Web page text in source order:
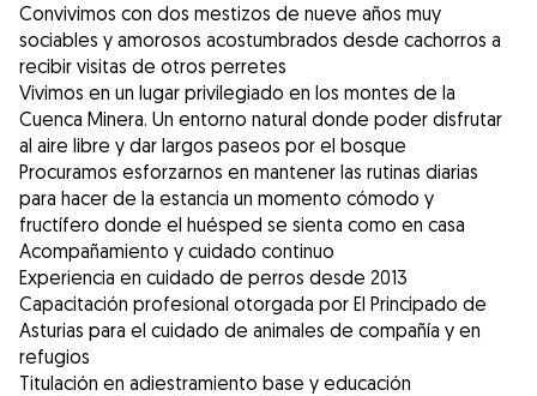
Convivimos con dos mestizos de nueve años muy
sociables y amorosos acostumbrados desde cachorros a
recibir visitas de otros perretes
Vivimos en un lugar privilegiado en los montes de la
Cuenca Minera. Un entorno natural donde poder disfrutar
al aire libre y dar largos paseos por el bosque
Procuramos esforzarnos en mantener las rutinas diarias
para hacer de la estancia un momento cómodo y
fructífero donde el huésped se sienta como en casa
Acompañamiento y cuidado continuo
Experiencia en cuidado de perros desde 2013
Capacitación profesional otorgada por El Principado de
Asturias para el cuidado de animales de compañía y en
refugios
Titulación en adiestramiento base y educación